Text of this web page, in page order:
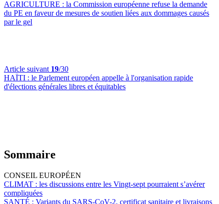
AGRICULTURE : la Commission européenne refuse la demande
du PE en faveur de mesures de soutien liées aux dommages causés
par le gel
Article suivant 19/30
HAÏTI : le Parlement européen appelle à l'organisation rapide
d'élections générales libres et équitables
Sommaire
CONSEIL EUROPÉEN
CLIMAT : les discussions entre les Vingt-sept pourraient s’avérer
compliquées
SANTÉ : Variants du SARS-CoV-2, certificat sanitaire et livraisons